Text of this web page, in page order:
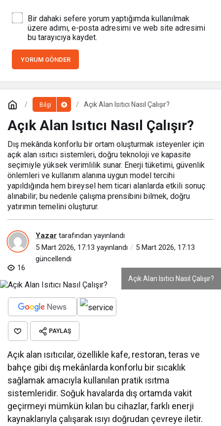
Bir dahaki sefere yorum yaptığımda kullanılmak
üzere adımı, e-posta adresimi ve web site adresimi
bu tarayıcıya kaydet.
YORUM GÖNDER
Bilgi Açık Alan Isıtıcı Nasıl Çalışır?
Açık Alan Isıtıcı Nasıl Çalışır?
Dış mekânda konforlu bir ortam oluşturmak isteyenler için
açık alan ısıtıcı sistemleri, doğru teknoloji ve kapasite
seçimiyle yüksek verimlilik sunar. Enerji tüketimi, güvenlik
önlemleri ve kullanım alanına uygun model tercihi
yapıldığında hem bireysel hem ticari alanlarda etkili sonuç
alınabilir; bu nedenle çalışma prensibini bilmek, doğru
yatırımın temelini oluşturur.
Yazar tarafından yayınlandı
5 Mart 2026, 17:13 yayınlandı
5 Mart 2026, 17:13
güncellendi
16
Açık Alan Isıtıcı Nasıl Çalışır?
PAYLAŞ
Açık alan ısıtıcılar, özellikle kafe, restoran, teras ve
bahçe gibi dış mekânlarda konforlu bir sıcaklık
sağlamak amacıyla kullanılan pratik ısıtma
sistemleridir. Soğuk havalarda dış ortamda vakit
geçirmeyi mümkün kılan bu cihazlar, farklı enerji
kaynaklarıyla çalışarak ısıyı doğrudan çevreye iletir.